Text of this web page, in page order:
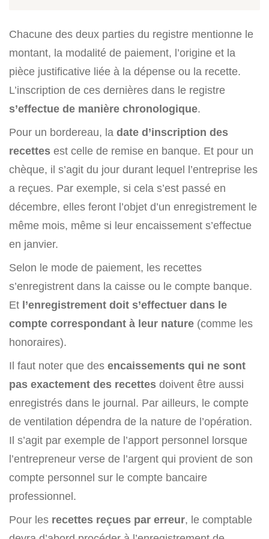
Chacune des deux parties du registre mentionne le
montant, la modalité de paiement, l’origine et la
pièce justificative liée à la dépense ou la recette.
L’inscription de ces dernières dans le registre
s’effectue de manière chronologique.
Pour un bordereau, la date d’inscription des
recettes est celle de remise en banque. Et pour un
chèque, il s’agit du jour durant lequel l’entreprise les
a reçues. Par exemple, si cela s’est passé en
décembre, elles feront l’objet d’un enregistrement le
même mois, même si leur encaissement s’effectue
en janvier.
Selon le mode de paiement, les recettes
s’enregistrent dans la caisse ou le compte banque.
Et l’enregistrement doit s’effectuer dans le
compte correspondant à leur nature (comme les
honoraires).
Il faut noter que des encaissements qui ne sont
pas exactement des recettes doivent être aussi
enregistrés dans le journal. Par ailleurs, le compte
de ventilation dépendra de la nature de l’opération.
Il s’agit par exemple de l’apport personnel lorsque
l’entrepreneur verse de l’argent qui provient de son
compte personnel sur le compte bancaire
professionnel.
Pour les recettes reçues par erreur, le comptable